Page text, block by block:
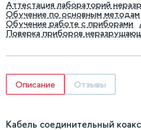
Аттестация лабораторий
Обучение по основным
Обучение работе с приборами
Поверка приборов
Описание Отзывы
Кабель соединительный